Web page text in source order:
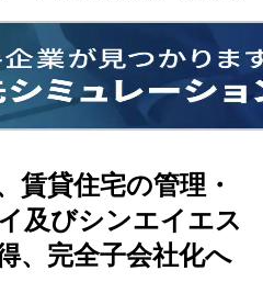
賃貸住宅の管理・
及びシンエイエス
、完全子会社化へ